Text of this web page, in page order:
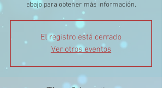
abajo para obtener más información.
El registro está cerrado
Ver otros eventos